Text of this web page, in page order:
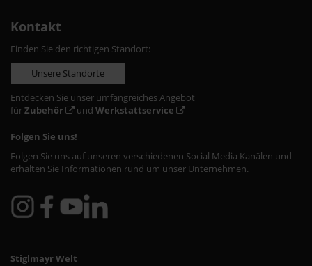
Kontakt
Finden Sie den richtigen Standort:
Unsere Standorte
Entdecken Sie unser umfangreiches Angebot
fürZubehör und Werkstattservice
Folgen Sie uns!
Folgen Sie uns auf unseren verschiedenen Social Media Kanälen und
erhalten Sie Informationen rund um unser Unternehmen.
Stiglmayr Welt